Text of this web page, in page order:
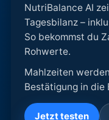
NutriBalance AI
Tagesbilanz –
So bekommst du
Rohwerte.
Mahlzeiten
Bestätigung in die
Jetzt testen